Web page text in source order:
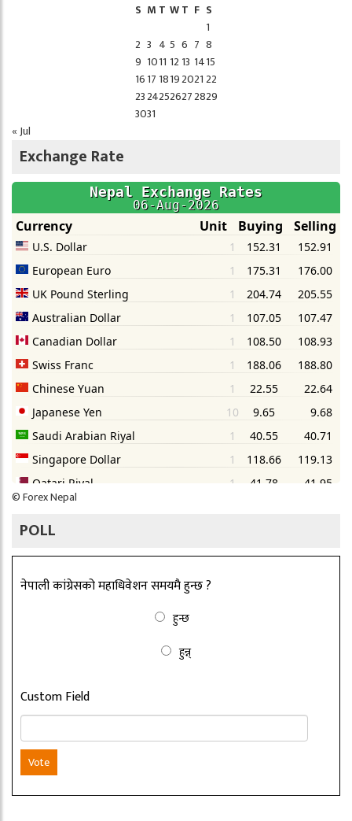
S M T WT F S
1
2 3 4 5 6 7 8
9 1011 12 13 1415
1617 1819202122
23242526272829
3031
« Jul
Exchange Rate
©Forex Nepal
POLL
नेपाली कांग्रेसको महाधिवेशन समयमै हुन्छ ?
हुन्छ
हुन्न्
Custom Field
Vote